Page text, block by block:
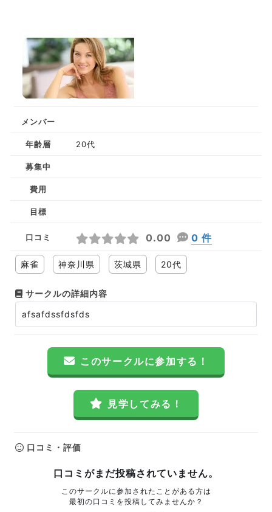
メンバー
年齢層 20代
募集中
費用
目標
口コミ 0.00 0 件
麻雀 神奈川県 茨城県 20代
サークルの詳細内容
afsafdssfdsfds
このサークルに参加する！
見学してみる！
口コミ・評価
口コミがまだ投稿されていません。
このサークルに参加されたことがある方は
最初の口コミを投稿してみませんか？